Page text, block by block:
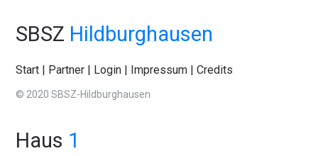
SBSZ Hildburghausen
Start | Partner | Login | Impressum |Credits
© 2020 SBSZ-Hildburghausen
Haus 1